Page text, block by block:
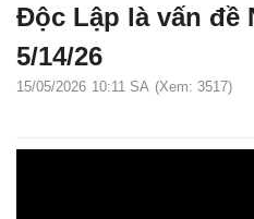
Độc Lập là vấn đề
5/14/26
15/05/2026 10:11 SA (Xem: 3517)